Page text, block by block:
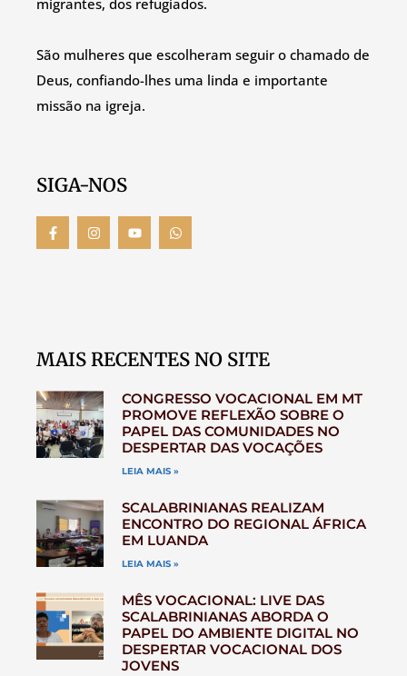
migrantes, dos refugiados.
São mulheres que escolheram seguir o chamado de
Deus, confiando-lhes uma linda e importante
missão na igreja.
SIGA-NOS
MAIS RECENTES NO SITE
CONGRESSO VOCACIONAL EM MT
PROMOVE REFLEXÃO SOBRE O
PAPEL DAS COMUNIDADES NO
DESPERTAR DAS VOCAÇÕES
LEIA MAIS »
SCALABRINIANAS REALIZAM
ENCONTRO DO REGIONAL ÁFRICA
EM LUANDA
LEIA MAIS »
MÊS VOCACIONAL: LIVE DAS
SCALABRINIANAS ABORDA O
PAPEL DO AMBIENTE DIGITAL NO
DESPERTAR VOCACIONAL DOS
JOVENS